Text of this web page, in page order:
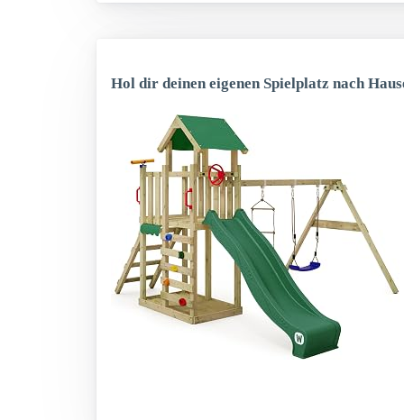
Hol dir deinen eigenen Spielplatz nach